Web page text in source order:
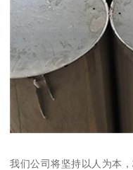
我们公司将坚持以人为本